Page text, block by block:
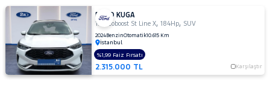
SUBARU
TESLA
TOYOTA
TRAKTÖR
VOLKSWAGEN
FORD KUGA
1.5 Ecoboost St Line X,184Hp, SUV
2024BenzinOtomatik10.615 Km
İstanbul
2.315.000 TL Karşılaştır
%1,99 Faiz Fırsatı